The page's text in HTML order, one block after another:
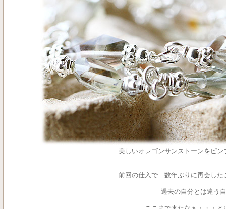
美しいオレゴンサンストーンをピ
前回の仕入で 数年ぶりに再会し
過去の自分とは違う